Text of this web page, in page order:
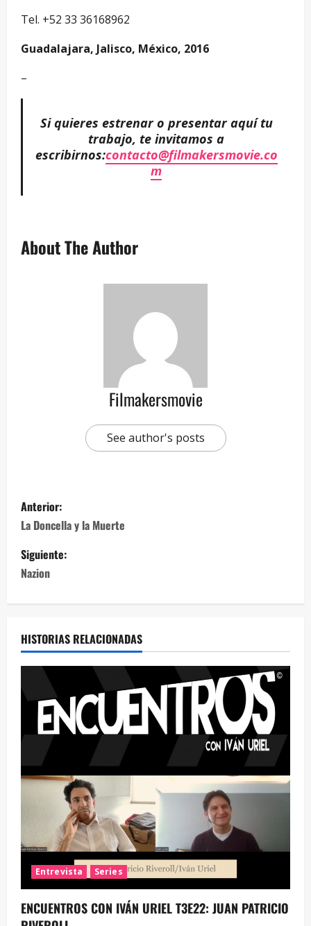
Tel. +52 33 36168962
Guadalajara, Jalisco, México, 2016
–
Si quieres estrenar o presentar aquí tu
trabajo, te invitamos a
escribirnos:contacto@filmakersmovie.co
m
About The Author
Filmakersmovie
See author's posts
Anterior:
La Doncella y la Muerte
Siguiente:
Nazion
HISTORIAS RELACIONADAS
Entrevista Series
ENCUENTROS CON IVÁN URIEL T3E22: JUAN PATRICIO